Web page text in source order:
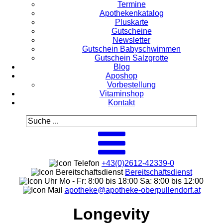
Termine
Apothekenkatalog
Pluskarte
Gutscheine
Newsletter
Gutschein Babyschwimmen
Gutschein Salzgrotte
Blog
Aposhop
Vorbestellung
Vitaminshop
Kontakt
+43(0)2612-42339-0
Bereitschaftsdienst
Mo - Fr: 8:00 bis 18:00 Sa: 8:00 bis 12:00
apotheke@apotheke-oberpullendorf.at
Longevity